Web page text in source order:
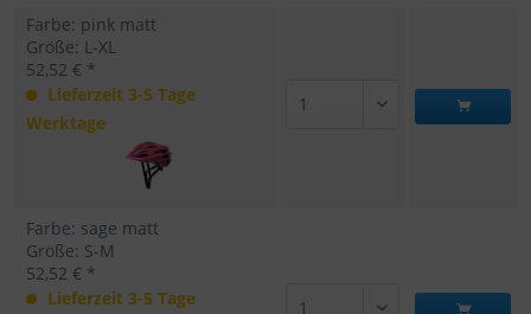
Farbe: pink matt
Größe: L-XL
52,52 € *
Lieferzeit 3-5 Tage
Werktage
Farbe: sage matt
Größe: S-M
52,52 € *
Lieferzeit 3-5 Tage